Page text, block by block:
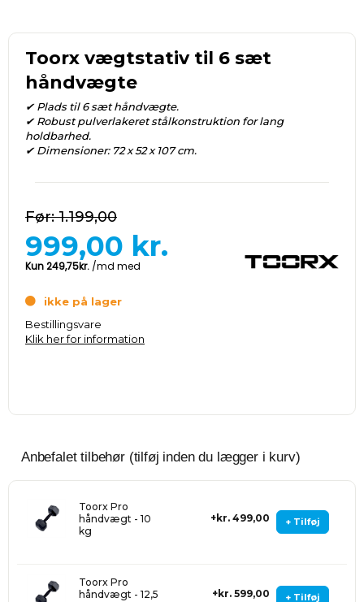
Toorx vægtstativ til 6 sæt
håndvægte
✔ Plads til 6 sæt håndvægte.
✔ Robust pulverlakeret stålkonstruktion for lang
holdbarhed.
✔ Dimensioner: 72 x 52 x 107 cm.
1.199,00
999,00 kr.
ikke på lager
Bestillingsvare
Klik her for information
Anbefalet tilbehør (tilføj inden du lægger i kurv)
+ Tilføj
Toorx Pro
håndvægt - 10
kg
kr. 499,00
+ Tilføj
Toorx Pro
håndvægt - 12,5
kr. 599,00